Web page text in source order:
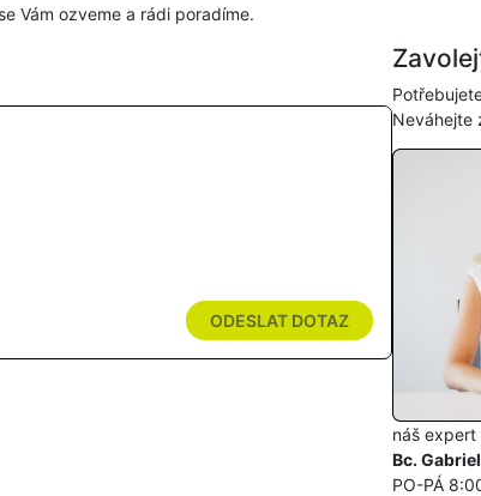
Vám ozveme a rádi poradíme.
ODESLAT DOTAZ
Neváhejte
náš expert
Bc.
PO-PÁ